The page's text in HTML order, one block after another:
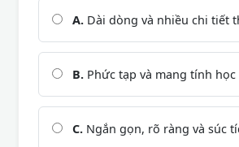
A. Dài dòng và nhiều chi tiết
B. Phức tạp và mang tính
C. Ngắn gọn, rõ ràng và súc